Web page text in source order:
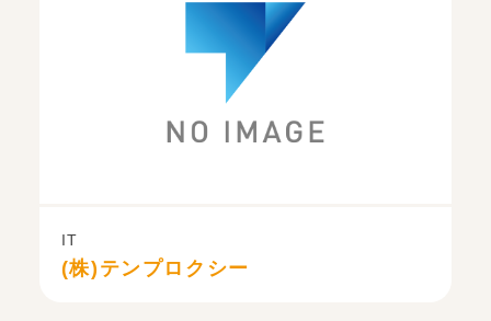
IT
(株)テンプロクシー